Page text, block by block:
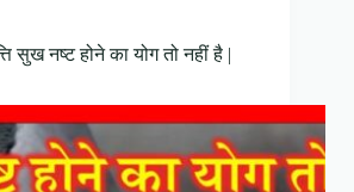
सुख नष्ट होने का योग तो नहीं है |